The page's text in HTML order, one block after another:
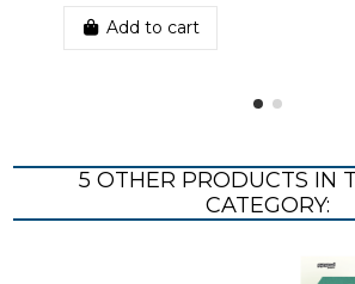
Add to cart
5 OTHER PRODUCTS IN
CATEGORY: